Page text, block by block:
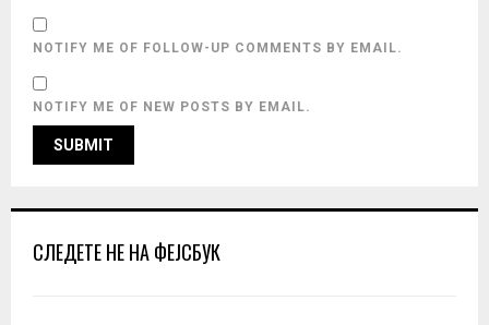
NOTIFY ME OF FOLLOW-UP COMMENTS BY EMAIL.
NOTIFY ME OF NEW POSTS BY EMAIL.
СЛЕДЕТЕ НЕ НА ФЕЈСБУК